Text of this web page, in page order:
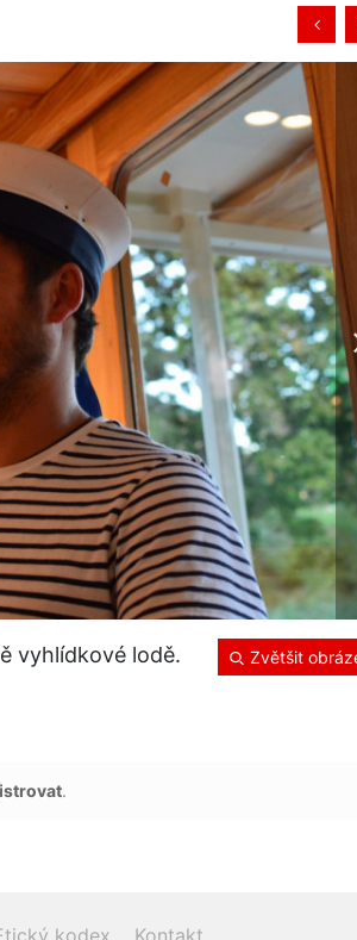
Zvětšit
vyhlídkové lodě.
.
kodex Kontakt